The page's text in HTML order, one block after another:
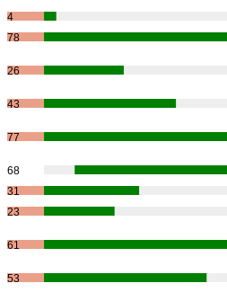
4
78
26
43
77
68
31
23
61
53